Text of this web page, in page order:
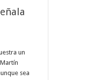
un
sea